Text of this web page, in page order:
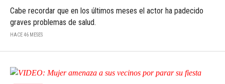
Cabe recordar que en los últimos meses el actor ha padecido
graves problemas de salud.
HACE 46 MESES